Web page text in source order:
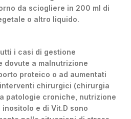
da sciogliere in 200 ml di
o altro liquido.
i casi di gestione
dovute a malnutrizione
proteico o ad aumentati
chirurgici (chirurgia
patologie croniche, nutrizione
e di Vit.D sono